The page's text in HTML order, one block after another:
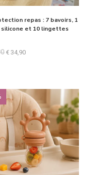
repas : 7 bavoirs, 1
silicone et 10 lingettes
€ 34,90